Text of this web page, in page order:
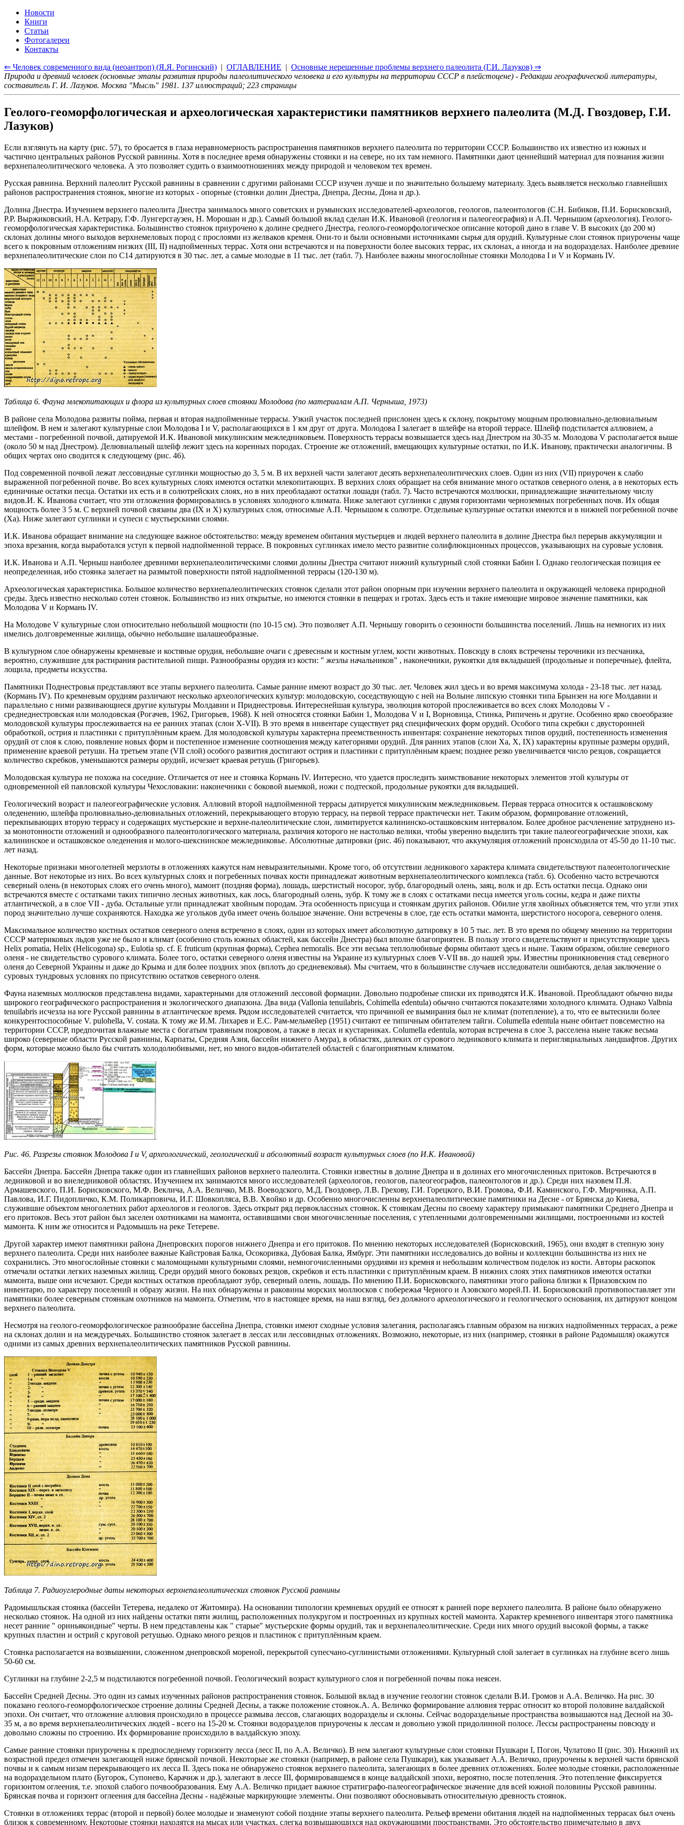
Новости
Книги
Статьи
Фотогалереи
Контакты
⇐ Человек современного вида (неоантроп) (Я.Я. Рогинский) | ОГЛАВЛЕНИЕ | Основные нерешенные проблемы верхнего палеолита (Г.И. Лазуков) ⇒
Природа и древний человек (основные этапы развития природы палеолитического человека и его культуры на территории СССР в плейстоцене) - Редакции географической литературы,
составитель Г. И. Лазуков. Москва "Мысль" 1981. 137 иллюстраций; 223 страницы
Геолого-геоморфологическая и археологическая характеристики памятников верхнего палеолита (М.Д. Гвоздовер, Г.И.
Лазуков)
Если взглянуть на карту (рис. 57), то бросается в глаза неравномерность распространения памятников верхнего палеолита по территории СССР. Большинство их известно из южных и
частично центральных районов Русской равнины. Хотя в последнее время обнаружены стоянки и на севере, но их там немного. Памятники дают ценнейший материал для познания жизни
верхнепалеолитического человека. А это позволяет судить о взаимоотношениях между природой и человеком тех времен.
Русская равнина. Верхний палеолит Русской равнины в сравнении с другими районами СССР изучен лучше и по значительно большему материалу. Здесь выявляется несколько главнейших
районов распространения стоянок, многие из которых - опорные (стоянки долин Днестра, Днепра, Десны, Дона и др.).
Долина Днестра. Изучением верхнего палеолита Днестра занималось много советских и румынских исследователей-археологов, геологов, палеонтологов (С.Н. Бибиков, П.И. Борисковский,
Р.Р. Выржиковский, Н.А. Кетрару, Г.Ф. Лунгерсгаузен, Н. Морошан и др.). Самый большой вклад сделан И.К. Ивановой (геология и палеогеография) и А.П. Чернышом (археология). Геолого-
геоморфологическая характеристика. Большинство стоянок приурочено к долине среднего Днестра, геолого-геоморфологическое описание которой дано в главе V. В высоких (до 200 м)
склонах долины много выходов верхнемеловых пород с прослоями из желваков кремня. Они-то и были основными источниками сырья для орудий. Культурные слои стоянок приурочены чаще
всего к покровным отложениям низких (III, II) надпойменных террас. Хотя они встречаются и на поверхности более высоких террас, их склонах, а иногда и на водоразделах. Наиболее древние
верхнепалеолитические слои по С14 датируются в 30 тыс. лет, а самые молодые в 11 тыс. лет (табл. 7). Наиболее важны многослойные стоянки Молодова I и V и Кормань IV.
Таблица 6. Фауна млекопитающих и флора из культурных слоев стоянки Молодова (по материалам А.П. Черныша, 1973)
В районе села Молодова развиты пойма, первая и вторая надпойменные террасы. Узкий участок последней прислонен здесь к склону, покрытому мощным пролювиально-делювиальным
шлейфом. В нем и залегают культурные слои Молодова I и V, располагающихся в 1 км друг от друга. Молодова I залегает в шлейфе на второй террасе. Шлейф подстилается аллювием, а
местами - погребенной почвой, датируемой И.К. Ивановой микулинским межледниковьем. Поверхность террасы возвышается здесь над Днестром на 30-35 м. Молодова V располагается выше
(около 50 м над Днестром). Делювиальный шлейф лежит здесь на коренных породах. Строение же отложений, вмещающих культурные остатки, по И.К. Иванову, практически аналогичны. В
общих чертах оно сводится к следующему (рис. 46).
Под современной почвой лежат лессовидные суглинки мощностью до 3, 5 м. В их верхней части залегают десять верхнепалеолитических слоев. Один из них (VII) приурочен к слабо
выраженной погребенной почве. Во всех культурных слоях имеются остатки млекопитающих. В верхних слоях обращает на себя внимание много остатков северного оленя, а в некоторых есть
единичные остатки песца. Остатки их есть и в солютрейских слоях, но в них преобладают остатки лошади (табл. 7). Часто встречаются моллюски, принадлежащие значительному числу
видов.И. К. Иванова считает, что эти отложения формировались в условиях холодного климата. Ниже залегают суглинки с двумя горизонтами черноземных погребенных почв. Их общая
мощность более 3 5 м. С верхней почвой связаны два (IX и X) культурных слоя, относимые А.П. Чернышом к солютре. Отдельные культурные остатки имеются и в нижней погребенной почве
(Ха). Ниже залегают суглинки и супеси с мустьерскими слоями.
И.К. Иванова обращает внимание на следующее важное обстоятельство: между временем обитания мустьерцев и людей верхнего палеолита в долине Днестра был перерыв аккумуляции и
эпоха врезания, когда выработался уступ к первой надпойменной террасе. В покровных суглинках имело место развитие солифлюкционных процессов, указывающих на суровые условия.
И.К. Иванова и А.П. Черныш наиболее древними верхнепалеолитическими слоями долины Днестра считают нижний культурный слой стоянки Бабин I. Однако геологическая позиция ее
неопределенная, ибо стоянка залегает на размытой поверхности пятой надпойменной террасы (120-130 м).
Археологическая характеристика. Большое количество верхнепалеолитических стоянок сделали этот район опорным при изучении верхнего палеолита и окружающей человека природной
среды. Здесь известно несколько сотен стоянок. Большинство из них открытые, но имеются стоянки в пещерах и гротах. Здесь есть и такие имеющие мировое значение памятники, как
Молодова V и Кормань IV.
На Молодове V культурные слои относительно небольшой мощности (по 10-15 см). Это позволяет А.П. Чернышу говорить о сезонности большинства поселений. Лишь на немногих из них
имелись долговременные жилища, обычно небольшие шалашеобразные.
В культурном слое обнаружены кремневые и костяные орудия, небольшие очаги с древесным и костным углем, кости животных. Повсюду в слоях встречены терочники из песчаника,
вероятно, служившие для растирания растительной пищи. Разнообразны орудия из кости: " жезлы начальников" , наконечники, рукоятки для вкладышей (продольные и поперечные), флейта,
лощила, предметы искусства.
Памятники Поднестровья представляют все этапы верхнего палеолита. Самые ранние имеют возраст до 30 тыс. лет. Человек жил здесь и во время максимума холода - 23-18 тыс. лет назад.
(Кормань IV). По кремневым орудиям различают несколько археологических культур: молодовскую, соседствующую с ней на Волыне липскую стоянки типа Брынзен на юге Молдавии и
параллельно с ними развивающиеся другие культуры Молдавии и Приднестровья. Интереснейшая культура, эволюция которой прослеживается во всех слоях Молодовы V -
среднеднестровская или молодовская (Рогачев, 1962, Григорьев, 1968). К ней относятся стоянки Бабин 1, Молодова V и I, Ворновица, Стинка, Рипичень и другие. Особенно ярко своеобразие
молодовской культуры прослеживается на ее ранних этапах (слои X-VII). В это время в инвентаре существует ряд специфических форм орудий. Особого типа скребки с двусторонней
обработкой, острия и пластинки с притуплённым краем. Для молодовской культуры характерна преемственность инвентаря: сохранение некоторых типов орудий, постепенность изменения
орудий от слоя к слою, появление новых форм и постепенное изменение соотношения между категориями орудий. Для ранних этапов (слои Ха, Х, IХ) характерны крупные размеры орудий,
применение краевой ретуши. На третьем этапе (VII слой) особого развития достигают острия и пластинки с притуплённым краем; позднее резко увеличивается число резцов, сокращается
количество скребков, уменьшаются размеры орудий, исчезает краевая ретушь (Григорьев).
Молодовская культура не похожа на соседние. Отличается от нее и стоянка Кормань IV. Интересно, что удается проследить заимствование некоторых элементов этой культуры от
одновременной ей павловской культуры Чехословакии: наконечники с боковой выемкой, ножи с подтеской, продольные рукоятки для вкладышей.
Геологический возраст и палеогеографические условия. Аллювий второй надпойменной террасы датируется микулинским межледниковьем. Первая терраса относится к осташковскому
оледенению, шлейфа пролювиально-делювиальных отложений, перекрывающего вторую террасу, на первой террасе практически нет. Таким образом, формирование отложений,
перекпывающих вторую террасу и содержащих мустьерские и верхне-палеолитические слои, лимитируется калининско-осташковским интервалом. Более дробное расчленение затруднено из-
за монотонности отложений и однообразного палеонтологического материала, различия которого не настолько велики, чтобы уверенно выделить три такие палеогеографические эпохи, как
калининское и осташковское оледенения и молого-шекснинское межледниковье. Абсолютные датировки (рис. 46) показывают, что аккумуляция отложений происходила от 45-50 до 11-10 тыс.
лет назад.
Некоторые признаки многолетней мерзлоты в отложениях кажутся нам невыразительными. Кроме того, об отсутствии ледникового характера климата свидетельствуют палеонтологические
данные. Вот некоторые из них. Во всех культурных слоях и погребенных почвах кости принадлежат животным верхнепалеолитического комплекса (табл. 6). Особенно часто встречаются
северный олень (в некоторых слоях его очень много), мамонт (поздняя форма), лошадь, шерстистый носорог, зубр, благородный олень, заяц, волк и др. Есть остатки песца. Однако они
встречаются вместе с остатками таких типично лесных животных, как лось, благородный олень, зубр. К тому же в слоях с остатками песца имеется уголь сосны, кедра и даже пихты
атлантической, а в слое VII - дуба. Остальные угли принадлежат хвойным породам. Эта особенность присуща и стоянкам других районов. Обилие угля хвойных объясняется тем, что угли этих
пород значительно лучше сохраняются. Находка же угольков дуба имеет очень большое значение. Они встречены в слое, где есть остатки мамонта, шерстистого носорога, северного оленя.
Максимальное количество костных остатков северного оленя встречено в слоях, один из которых имеет абсолютную датировку в 10 5 тыс. лет. В это время по общему мнению на территории
СССР материковых льдов уже не было и климат (особенно столь южных областей, как бассейн Днестра) был вполне благоприятен. В пользу этого свидетельствуют и присутствующие здесь
Helix pomatia, Helix (Helicogona) sp., Eulotia sp. cf. E fruticum (крупная форма), Cephea nemoralis. Все эти весьма теплолюбивые формы обитают здесь и ныне. Таким образом, обилие северного
оленя - не свидетельство сурового климата. Более того, остатки северного оленя известны на Украине из культурных слоев V-VII вв. до нашей эры. Известны проникновения стад северного
оленя до Северной Украины и даже до Крыма и для более поздних эпох (вплоть до средневековья). Мы считаем, что в большинстве случаев исследователи ошибаются, делая заключение о
суровых тундровых условиях по присутствию остатков северного оленя.
Фауна наземных моллюсков представлена видами, характерными для отложений лессовой формации. Довольно подробные списки их приводятся И.К. Ивановой. Преобладают обычно виды
широкого географического распространения и экологического диапазона. Два вида (Vallonia tenuilabris, Cohimella edentula) обычно считаются показателями холодного климата. Однако Valbnia
tenuilabris исчезла на юге Русской равнины в атлантическое время. Рядом исследователей считается, что причиной ее вымирания был не климат (потепление), а то, что ее вытеснили более
конкурентоспособные V. pulohella, V. costata. К тому же И.М. Лихарев и Е.С. Рам-мельмейер (1951) считают ее типичным обитателем тайги. Соlumella edentula ныне обитает повсеместно на
территории СССР, предпочитая влажные места с богатым травяным покровом, а также в лесах и кустарниках. Columella edentula, которая встречена в слое 3, расселена ныне также весьма
широко (северные области Русской равнины, Карпаты, Средняя Азия, бассейн нижнего Амура), в областях, далеких от сурового ледникового климата и перигляциальных ландшафтов. Других
форм, которые можно было бы считать холодолюбивыми, нет, но много видов-обитателей областей с благоприятным климатом.
Рис. 46. Разрезы стоянок Молодова I и V, археологический, геологический и абсолютный возраст культурных слоев (по И.К. Ивановой)
Бассейн Днепра. Бассейн Днепра также один из главнейших районов верхнего палеолита. Стоянки известны в долине Днепра и в долинах его многочисленных притоков. Встречаются в
ледниковой и во внеледниковой областях. Изучением их занимаются много исследователей (археологов, геологов, палеогеографов, палеонтологов и др.). Среди них назовем П.Я.
Армашевского, П.И. Борисковского, М.Ф. Веклича, А.А. Величко, М.В. Воеводского, М.Д. Гвоздовер, Л.В. Грехову, Г.И. Горецкого, В.И. Громова, Ф.И. Каминского, Г.Ф. Мирчинка, А.П.
Павлова, И.Г. Пидопличко, К.М. Поликарповича, И.Г. Шовкопляса, В.В. Хвойко и др. Особенно многочисленны верхнепалеолитические памятники на Десне - от Брянска до Киева,
служившие объектом многолетних работ археологов и геологов. Здесь открыт ряд первоклассных стоянок. К стоянкам Десны по своему характеру примыкают памятники Среднего Днепра и
его притоков. Весь этот район был заселен охотниками на мамонта, оставившими свои многочисленные поселения, с утепленными долговременными жилищами, построенными из костей
мамонта. К ним же относится и Радомышль на реке Тетереве.
Другой характер имеют памятники района Днепровских порогов нижнего Днепра и его притоков. По мнению некоторых исследователей (Борисковский, 1965), они входят в степную зону
верхнего палеолита. Среди них наиболее важные Кайстровая Балка, Осокоривка, Дубовая Балка, Ямбург. Эти памятники исследовались до войны и коллекции большинства из них не
сохранились. Это многослойные стоянки с маломощными культурными слоями, немногочисленными орудиями из кремня и небольшим количеством поделок из кости. Авторы раскопок
отмечали остатки легких наземных жилищ. Среди орудий много боковых резцов, скребков и есть пластинки с притуплённым краем. В нижних слоях этих памятников имеются остатки
мамонта, выше они исчезают. Среди костных остатков преобладают зубр, северный олень, лошадь. По мнению П.И. Борисковского, памятники этого района близки к Приазовским по
инвентарю, по характеру поселений и образу жизни. На них обнаружены и раковины морских моллюсков с побережья Черного и Азовского морей.П. И. Борисковский противопоставляет эти
памятники более северным стоянкам охотников на мамонта. Отметим, что в настоящее время, на наш взгляд, без должного археологического и геологического основания, их датируют концом
верхнего палеолита.
Несмотря на геолого-геоморфологическое разнообразие бассейна Днепра, стоянки имеют сходные условия залегания, располагаясь главным образом на низких надпойменных террасах, а реже
на склонах долин и на междуречьях. Большинство стоянок залегает в лессах или лессовидных отложениях. Возможно, некоторые, из них (например, стоянки в районе Радомышля) окажутся
одними из самых древних верхнепалеолитических памятников Русской равнины.
Таблица 7. Радиоуглеродные даты некоторых верхнепалеолитических стоянок Русской равнины
Радомышльская стоянка (бассейн Тетерева, недалеко от Житомира). На основании типологии кремневых орудий ее относят к ранней поре верхнего палеолита. В районе было обнаружено
несколько стоянок. На одной из них найдены остатки пяти жилищ, расположенных полукругом и построенных из крупных костей мамонта. Характер кремневого инвентаря этого памятника
несет ранние " ориньякоидные" черты. В нем представлены как " старые" мустьерские формы орудий, так и верхнепалеолитические. Среди них много орудий высокой формы, а также
крупных пластин и острий с круговой ретушью. Однако много резцов и пластинок с притуплённым краем.
Стоянка располагается на возвышении, сложенном днепровской мореной, перекрытой супесчано-суглинистыми отложениями. Культурный слой залегает в суглинках на глубине всего лишь
50-60 см.
Суглинки на глубине 2-2,5 м подстилаются погребенной почвой. Геологический возраст культурного слоя и погребенной почвы пока неясен.
Бассейн Средней Десны. Это один из самых изученных районов распространения стоянок. Большой вклад в изучение геологии стоянок сделали В.И. Громов и А.А. Величко. На рис. 30
показано геолого-геоморфологическое строение долины Средней Десны, а также положение стоянок.А. А. Величко формирование аллювия террас относит ко второй половине валдайской
эпохи. Он считает, что отложение аллювия происходило в процессе размыва лессов, слагающих водоразделы и склоны. Сейчас водораздельные пространства возвышаются над Десной на 30-
35 м, а во время верхнепалеолитических людей - всего на 15-20 м. Стоянки водоразделов приурочены к лессам и довольно узкой придолинной полосе. Лессы распространены повсюду и
довольно сложны по строению. Их формирование происходило в валдайскую эпоху.
Самые ранние стоянки приурочены к предпоследнему горизонту лесса (лесс II, по А.А. Величко). В нем залегают культурные слои стоянки Пушкари I, Погон, Чулатово II (рис. 30). Нижний их
возрастной предел отмечен залегающей ниже брянской почвой. Некоторые же стоянки (например, в районе села Пушкари), как указывает А.А. Величко, приурочены к верхней части брянской
почвы и к самым низам перекрывающего их лесса II. Здесь пока не обнаружено стоянок верхнего палеолита, залегающих в более древних отложениях. Более молодые стоянки, расположенные
на водораздельном плато (Бугорок, Супонево, Карачиж и др.), залегают в лессе III, формировавшемся в конце валдайской эпохи, вероятно, после потепления. Это потепление фиксируется
горизонтом оглеения, т.е. эпохой слабого почвообразования. Ему А.А. Величко придает важное стратиграфо-палеогеографическое значение для всей южной половины Русской равнины.
Брянская почва и горизонт оглеения для бассейна Десны - надёжные маркирующие элементы. Они позволяют обосновывать относительную древность стоянок.
Стоянки в отложениях террас (второй и первой) более молодые и знаменуют собой поздние этапы верхнего палеолита. Рельеф времени обитания людей на надпойменных террасах был очень
близок к современному. Некоторые стоянки находятся на мысах или участках, слегка возвышающихся над окружающими пространствами. Это обстоятельство примечательно в двух